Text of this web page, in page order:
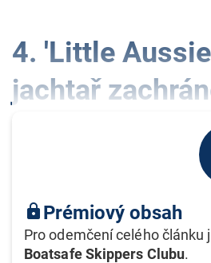
4. 'Little
jachtař
lock Prémiový obsah
Pro odemčení celého článku
Boatsafe Skippers Clubu.